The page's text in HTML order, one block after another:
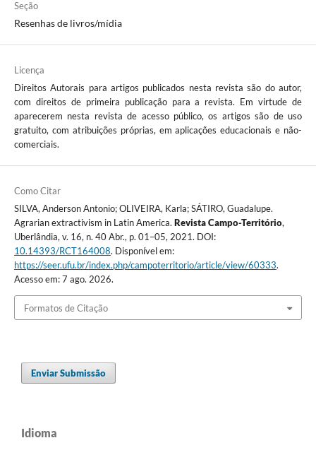
Seção
Resenhas de livros/mídia
Licença
Direitos Autorais para artigos publicados nesta revista são do autor,
com direitos de primeira publicação para a revista. Em virtude de
aparecerem nesta revista de acesso público, os artigos são de uso
gratuito, com atribuições próprias, em aplicações educacionais e não-
comerciais.
Como Citar
SILVA, Anderson Antonio; OLIVEIRA, Karla; SÁTIRO, Guadalupe.
Agrarian extractivism in Latin America. Revista Campo-Território,
Uberlândia, v. 16, n. 40 Abr., p. 01–05, 2021. DOI:
10.14393/RCT164008. Disponível em:
https://seer.ufu.br/index.php/campoterritorio/article/view/60333.
Acesso em: 7 ago. 2026.
Formatos de Citação
Enviar Submissão
Idioma